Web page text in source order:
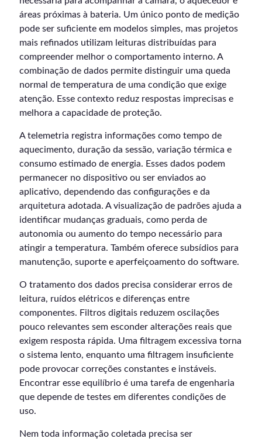
áreas próximas à bateria. Um único ponto de medição
pode ser suficiente em modelos simples, mas projetos
mais refinados utilizam leituras distribuídas para
compreender melhor o comportamento interno. A
combinação de dados permite distinguir uma queda
normal de temperatura de uma condição que exige
atenção. Esse contexto reduz respostas imprecisas e
melhora a capacidade de proteção.
A telemetria registra informações como tempo de
aquecimento, duração da sessão, variação térmica e
consumo estimado de energia. Esses dados podem
permanecer no dispositivo ou ser enviados ao
aplicativo, dependendo das configurações e da
arquitetura adotada. A visualização de padrões ajuda a
identificar mudanças graduais, como perda de
autonomia ou aumento do tempo necessário para
atingir a temperatura. Também oferece subsídios para
manutenção, suporte e aperfeiçoamento do software.
O tratamento dos dados precisa considerar erros de
leitura, ruídos elétricos e diferenças entre
componentes. Filtros digitais reduzem oscilações
pouco relevantes sem esconder alterações reais que
exigem resposta rápida. Uma filtragem excessiva torna
o sistema lento, enquanto uma filtragem insuficiente
pode provocar correções constantes e instáveis.
Encontrar esse equilíbrio é uma tarefa de engenharia
que depende de testes em diferentes condições de
uso.
Nem toda informação coletada precisa ser